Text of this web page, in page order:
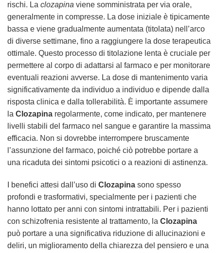
rischi. La clozapina viene somministrata per via orale,
generalmente in compresse. La dose iniziale è tipicamente
bassa e viene gradualmente aumentata (titolata) nell’arco
di diverse settimane, fino a raggiungere la dose terapeutica
ottimale. Questo processo di titolazione lenta è cruciale per
permettere al corpo di adattarsi al farmaco e per monitorare
eventuali reazioni avverse. La dose di mantenimento varia
significativamente da individuo a individuo e dipende dalla
risposta clinica e dalla tollerabilità. È importante assumere
la Clozapina regolarmente, come indicato, per mantenere
livelli stabili del farmaco nel sangue e garantire la massima
efficacia. Non si dovrebbe interrompere bruscamente
l’assunzione del farmaco, poiché ciò potrebbe portare a
una ricaduta dei sintomi psicotici o a reazioni di astinenza.
I benefici attesi dall’uso di Clozapina sono spesso
profondi e trasformativi, specialmente per i pazienti che
hanno lottato per anni con sintomi intrattabili. Per i pazienti
con schizofrenia resistente al trattamento, la Clozapina
può portare a una significativa riduzione di allucinazioni e
deliri, un miglioramento della chiarezza del pensiero e una